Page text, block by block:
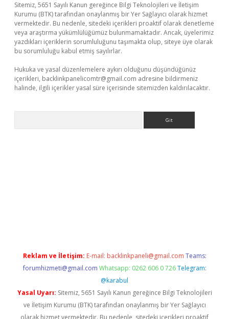
Sitemiz, 5651 Sayılı Kanun gereğince Bilgi Teknolojileri ve İletişim
Kurumu (BTK) tarafından onaylanmış bir Yer Sağlayıcı olarak hizmet
vermektedir. Bu nedenle, sitedeki içerikleri proaktif olarak denetleme
veya araştırma yükümlülüğümüz bulunmamaktadır. Ancak, üyelerimiz
yazdıkları içeriklerin sorumluluğunu taşımakta olup, siteye üye olarak
bu sorumluluğu kabul etmiş sayılırlar.
Hukuka ve yasal düzenlemelere aykırı olduğunu düşündüğünüz
içerikleri, backlinkpanelicomtr@gmail.com adresine bildirmeniz
halinde, ilgili içerikler yasal süre içerisinde sitemizden kaldırılacaktır.
Reklam ve İletişim: E-mail: backlinkpaneli@gmail.com Teams:
forumhizmeti@gmail.com Whatsapp: 0262 606 0 726 Telegram:
@karabul
Yasal Uyarı: Sitemiz, 5651 Sayılı Kanun gereğince Bilgi Teknolojileri
ve İletişim Kurumu (BTK) tarafından onaylanmış bir Yer Sağlayıcı
olarak hizmet vermektedir. Bu nedenle, sitedeki içerikleri proaktif